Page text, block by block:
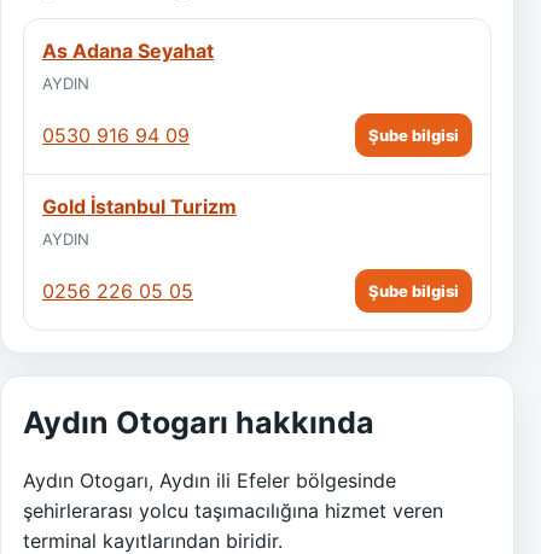
As Adana Seyahat
AYDIN
0530 916 94 09 Şube bilgisi
Gold İstanbul Turizm
AYDIN
0256 226 05 05 Şube bilgisi
Aydın Otogarı hakkında
Aydın Otogarı, Aydın ili Efeler bölgesinde
şehirlerarası yolcu taşımacılığına hizmet veren
terminal kayıtlarından biridir.